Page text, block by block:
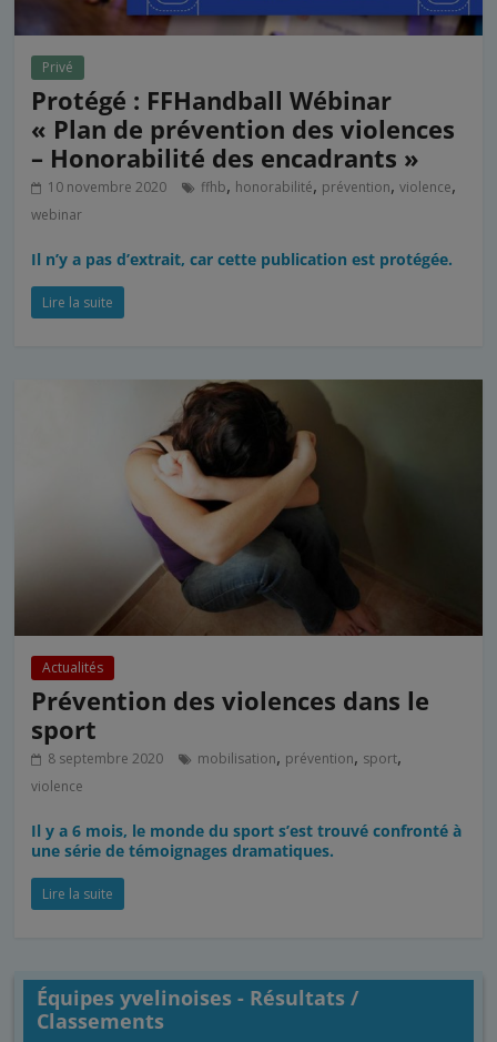
Privé
Protégé : FFHandball Wébinar
« Plan de prévention des violences
– Honorabilité des encadrants »
10 novembre 2020 ffhb, honorabilité, prévention,violence,
webinar
Il n’y a pas d’extrait, car cette publication est protégée.
Lire la suite
Actualités
Prévention des violences dans le
sport
8 septembre 2020 mobilisation, prévention, sport,
violence
Il y a 6 mois, le monde du sport s’est trouvé confronté à
une série de témoignages dramatiques.
Lire la suite
Équipes yvelinoises - Résultats /
Classements